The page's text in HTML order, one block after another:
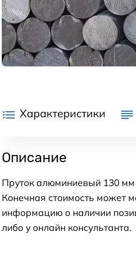
Характеристики
Описание
Пруток алюминиевый 130 мм
Конечная стоимость может
информацию о наличии
либо у онлайн консультанта.